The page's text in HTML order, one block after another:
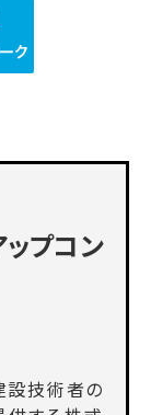
プコン
設技術者の